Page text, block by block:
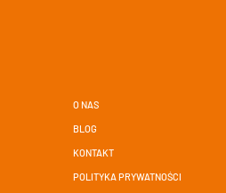
O NAS
BLOG
KONTAKT
POLITYKA PRYWATNOŚCI